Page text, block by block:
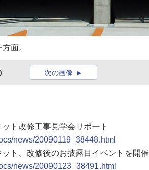
面。
次の画像
ト改修工事見学会リポート
news/20090119_38448.html
ット、改修後のお披露目イベントを開催
news/20090123_38491.html